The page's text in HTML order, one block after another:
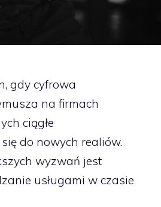
gdy cyfrowa
na firmach
ciągłe
do nowych realiów.
wyzwań jest
usługami w czasie